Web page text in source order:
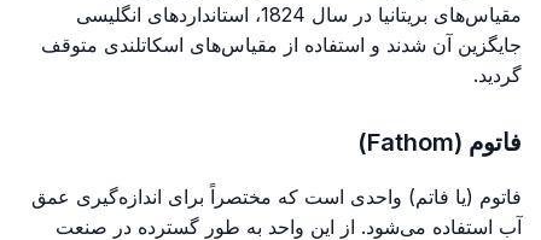
مقیاس‌های بریتانیا در سال 1824، استانداردهای انگلیسی
جایگزین آن شدند و استفاده از مقیاس‌های اسکاتلندی متوقف
گردید.
فاتوم (Fathom)
فاتوم (یا فاتم) واحدی است که مختصراً برای اندازه‌گیری عمق
آب استفاده می‌شود. از این واحد به طور گسترده در صنعت